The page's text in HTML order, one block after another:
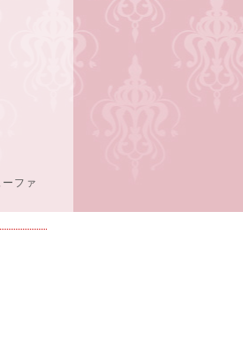
ファ